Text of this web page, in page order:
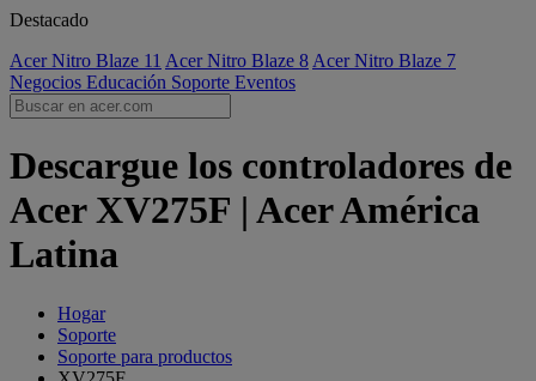
Destacado
Acer Nitro Blaze 11 Acer Nitro Blaze 8 Acer Nitro Blaze 7
Negocios Educación Soporte Eventos
Descargue los controladores de
Acer XV275F | Acer América
Latina
Hogar
Soporte
Soporte para productos